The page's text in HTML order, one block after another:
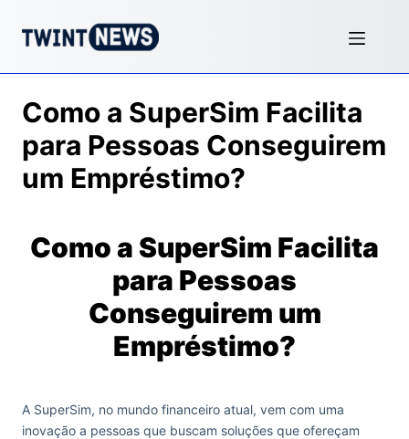
Como a SuperSim Facilita
para Pessoas Conseguirem
um Empréstimo?
Como a SuperSim Facilita
para Pessoas
Conseguirem um
Empréstimo?
A SuperSim, no mundo financeiro atual, vem com uma
inovação a pessoas que buscam soluções que ofereçam